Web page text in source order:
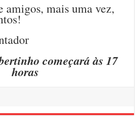
amigos, mais uma vez,
começará às 17
horas